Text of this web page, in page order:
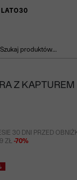
Szukaj produktów...
Z KAPTUREM
30 DNI PRZED
ZŁ -70%